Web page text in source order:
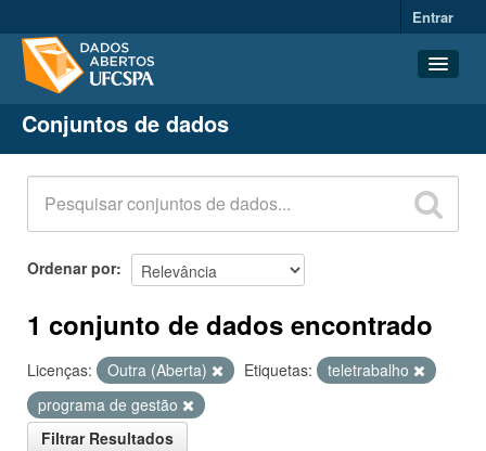
Entrar
Conjuntos de dados
Organizações
Grupos
Sobre
Conjuntos de dados
Ordenar por
1 conjunto de dados encontrado
Licenças: Outra (Aberta) Etiquetas:
teletrabalho
programa de gestão
Filtrar Resultados